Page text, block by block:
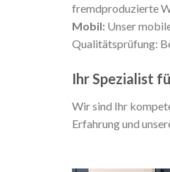
fremdproduzierte
Mobil: Unser
Qualitätsprüfung:
Ihr Spezialist
Wir sind Ihr
Erfahrung und